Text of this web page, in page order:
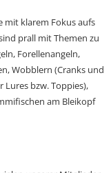
mit klarem Fokus aufs
prall mit Themen zu
Forellenangeln,
Wobblern (Cranks und
bzw. Toppies),
am Bleikopf